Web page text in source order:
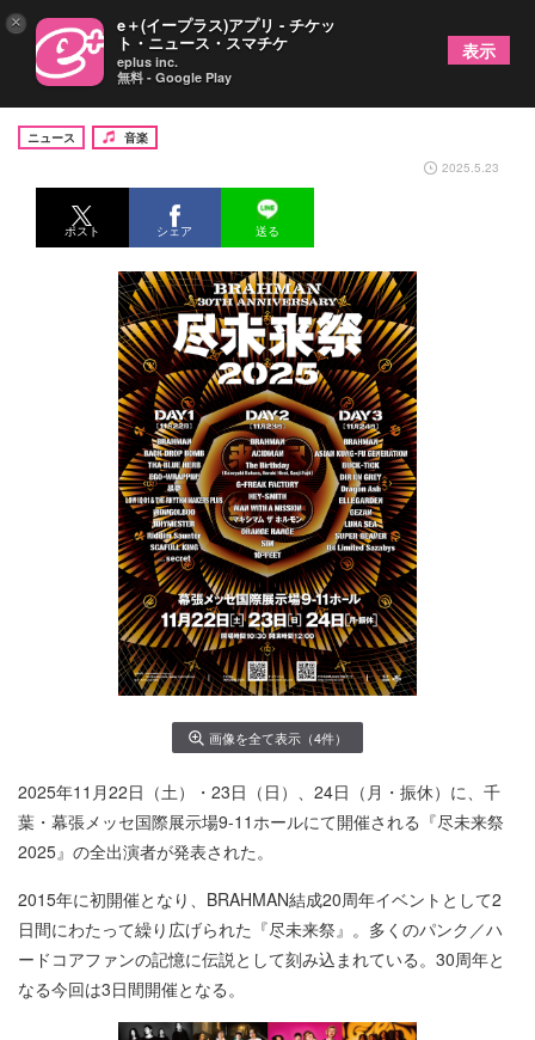
BRAHMAN『尽未来祭 2025』全出演者を発表
ニュース
音楽
2025.5.23
ポスト シェア 送る
画像を全て表示（4件）
2025年11月22日（土）・23日（日）、24日（月・振休）に、千
葉・幕張メッセ国際展示場9-11ホールにて開催される『尽未来祭
2025』の全出演者が発表された。
2015年に初開催となり、BRAHMAN結成20周年イベントとして2
日間にわたって繰り広げられた『尽未来祭』。多くのパンク／ハ
ードコアファンの記憶に伝説として刻み込まれている。30周年と
なる今回は3日間開催となる。
× e＋(イープラス)アプリ - チケッ
ト・ニュース・スマチケ
eplus inc.
無料 - Google Play
表示